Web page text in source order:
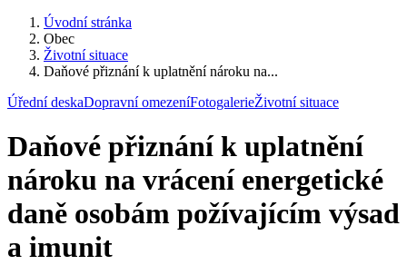
Úvodní stránka
Obec
Životní situace
Daňové přiznání k uplatnění nároku na...
Úřední deskaDopravní omezeníFotogalerieŽivotní situace
Daňové přiznání k uplatnění
nároku na vrácení energetické
daně osobám požívajícím výsad
a imunit